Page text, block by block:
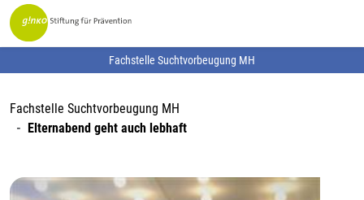
Fachstelle Suchtvorbeugung MH
Fachstelle Suchtvorbeugung MH
Elternabend geht auch lebhaft